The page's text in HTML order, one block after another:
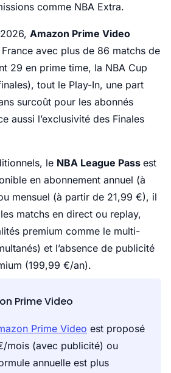
comme NBA Extra.
Amazon Prime Video
avec plus de 86 matchs de
29 en prime time, la NBA Cup
tout le Play-In, une part
surcoût pour les abonnés
aussi l’exclusivité des Finales
le NBA League Pass est
en abonnement annuel (à
mensuel (à partir de 21,99 €), il
matchs en direct ou replay,
premium comme le multi-
et l’absence de publicité
(199,99 €/an).
Prime Video
Prime Video est proposé
mois (avec publicité) ou
annuelle est plus